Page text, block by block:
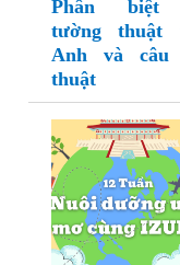
Phân biệt
tường thuật
Anh và câu
thuật